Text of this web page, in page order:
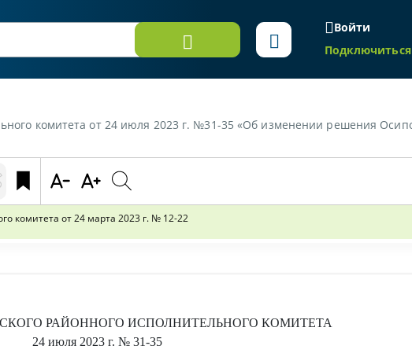
Войти
Подключиться
июля 2023 г. №31-35 «Об изменении решения Осиповичского районного исполнительного комитета
комитета от 24 марта 2023 г. № 12-22
РАЙОННОГО ИСПОЛНИТЕЛЬНОГО КОМИТЕТА
24 июля 2023 г. № 31-35